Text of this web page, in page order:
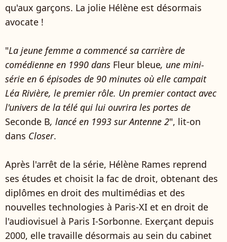
qu'aux garçons. La jolie Hélène est désormais
avocate !
"La jeune femme a commencé sa carrière de
comédienne en 1990 dans Fleur bleue, une mini-
série en 6 épisodes de 90 minutes où elle campait
Léa Rivière, le premier rôle. Un premier contact avec
l'univers de la télé qui lui ouvrira les portes de
Seconde B, lancé en 1993 sur Antenne 2", lit-on
dans Closer.
Après l'arrêt de la série, Hélène Rames reprend
ses études et choisit la fac de droit, obtenant des
diplômes en droit des multimédias et des
nouvelles technologies à Paris-XI et en droit de
l'audiovisuel à Paris I-Sorbonne. Exerçant depuis
2000, elle travaille désormais au sein du cabinet